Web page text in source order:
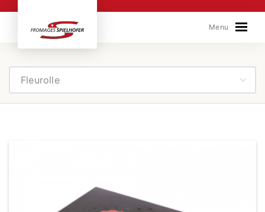
Menu
Fleurolle
Fleurolle